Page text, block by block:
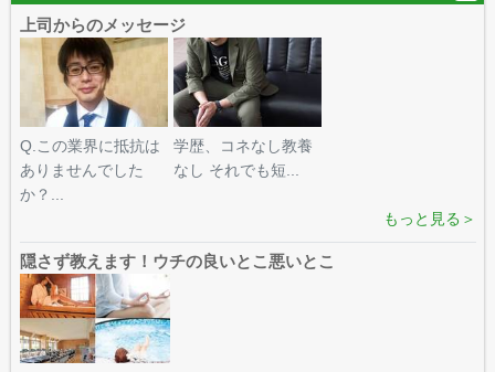
上司からのメッセージ
Q.この業界に抵抗は
ありませんでした
か？...
学歴、コネなし教養
なし それでも短...
もっと見る＞
隠さず教えます！ウチの良いとこ悪いとこ